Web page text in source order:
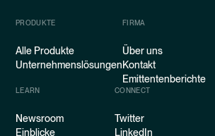
PRODUKTE
Alle Produkte
Unternehmenslösungen
FIRMA
Über uns
Kontakt
Emittentenberichte
LEARN
Newsroom
Einblicke
CONNECT
Twitter
LinkedIn